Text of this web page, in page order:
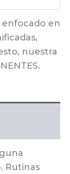
enfocado en
nuestra
Rutinas